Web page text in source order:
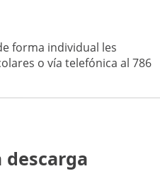
forma individual les
o vía telefónica al 786